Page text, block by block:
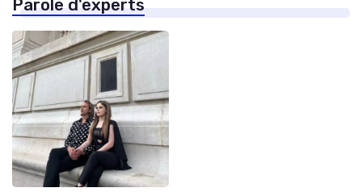
Parole d'experts